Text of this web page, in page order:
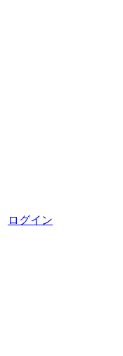
ログイン